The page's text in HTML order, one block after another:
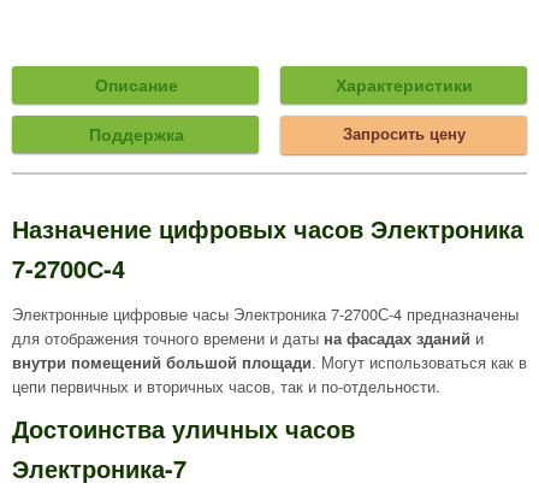
Описание Характеристики
Поддержка Запросить цену
Назначение цифровых часов Электроника
7-2700С-4
Электронные цифровые часы Электроника 7-2700С-4 предназначены
для отображения точного времени и даты на фасадах зданий и
внутри помещений большой площади. Могут использоваться как в
цепи первичных и вторичных часов, так и по-отдельности.
Достоинства уличных часов
Электроника-7